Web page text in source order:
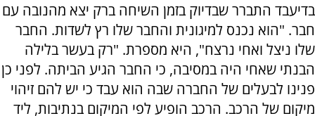
בדיעבד התברר שבדיוק בזמן השיחה ברק יצא מהנובה עם
חבר. "הוא נכנס למיגונית והחבר שלו רץ לשדות. החבר
שלו ניצל ואחי נרצח", היא מספרת. "רק בעשר בלילה
הבנתי שאחי היה במסיבה, כי החבר הגיע הביתה. לפני כן
פנינו לבעלים של החברה שבה הוא עבד כי יש להם זיהוי
מיקום של הרכב. הרכב הופיע לפי המיקום בנתיבות, ליד